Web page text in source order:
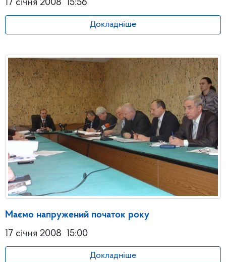
17 січня 2008 15:56
Докладніше
Маємо напружений початок року
17 січня 2008
15:00
Докладніше